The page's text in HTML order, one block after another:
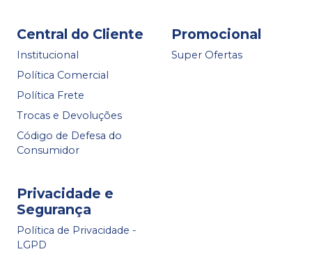
Central do Cliente
Institucional
Política Comercial
Política Frete
Trocas e Devoluções
Código de Defesa do
Consumidor
Promocional
Super Ofertas
Privacidade e
Segurança
Política de Privacidade -
LGPD